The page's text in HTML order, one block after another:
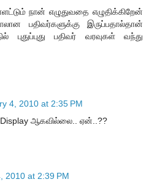
நான் எழுதுவதை எழுதிக்கிறேன்
பதிவர்களுக்கு இருப்பதால்தான்
பதிவர் வரவுகள் வந்து
4, 2010 at 2:35 PM
Display ஆகவில்லை.. ஏன்..??
2010 at 2:39 PM